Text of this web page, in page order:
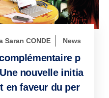
Saran CONDE News
p
nouvelle initia
en faveur du per